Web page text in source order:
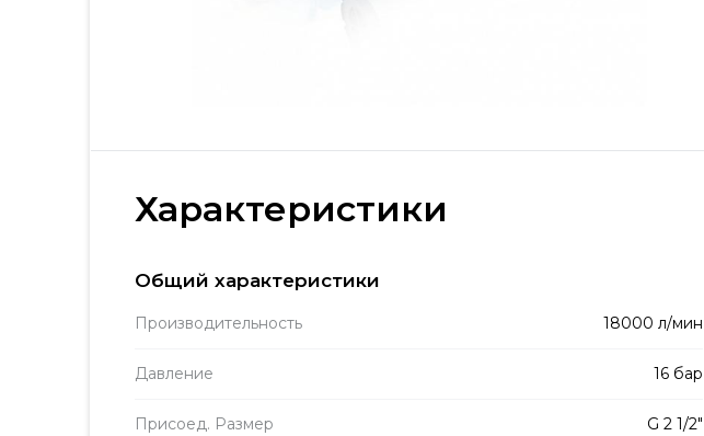
Характеристики
Общий характеристики
Производитель­ность 18000 л/мин
Давление 16 бар
Присоед. Размер G 2 1/2"